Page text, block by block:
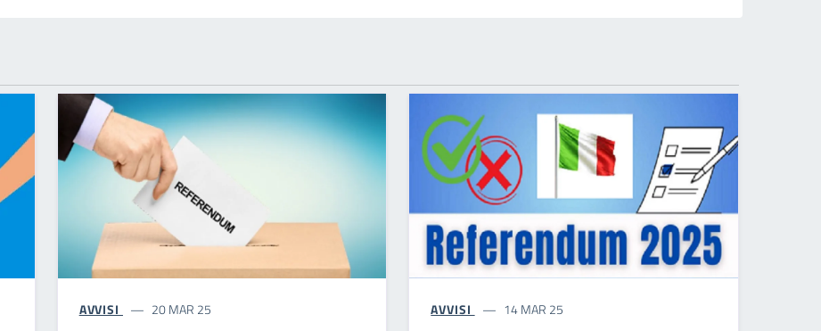
AVVISI 20 MAR 25 AVVISI 14 MAR 25